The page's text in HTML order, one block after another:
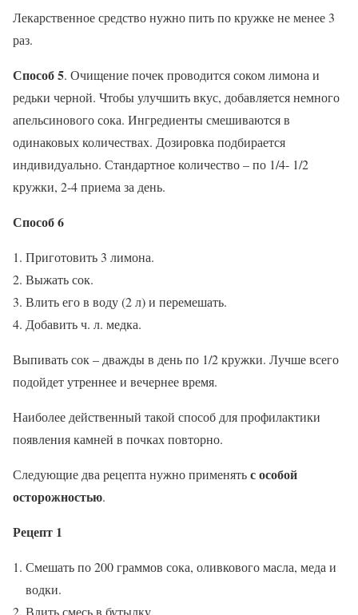
Лекарственное средство нужно пить по кружке не менее 3
раз.
Способ 5. Очищение почек проводится соком лимона и
редьки черной. Чтобы улучшить вкус, добавляется немного
апельсинового сока. Ингредиенты смешиваются в
одинаковых количествах. Дозировка подбирается
индивидуально. Стандартное количество – по 1/4- 1/2
кружки, 2-4 приема за день.
Способ 6
Приготовить 3 лимона.
Выжать сок.
Влить его в воду (2 л) и перемешать.
Добавить ч. л. медка.
Выпивать сок – дважды в день по 1/2 кружки. Лучше всего
подойдет утреннее и вечернее время.
Наиболее действенный такой способ для профилактики
появления камней в почках повторно.
Следующие два рецепта нужно применятьс особой
осторожностью.
Рецепт 1
Смешать по 200 граммов сока, оливкового масла, меда и
водки.